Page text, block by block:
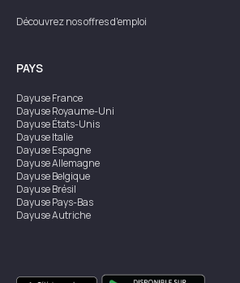
Découvrez nos offres d'emploi
PAYS
DayuseFrance
DayuseRoyaume-Uni
DayuseÉtats-Unis
DayuseItalie
DayuseEspagne
DayuseAllemagne
DayuseBelgique
DayuseBrésil
DayusePays-Bas
DayuseAutriche
DayuseSingapour